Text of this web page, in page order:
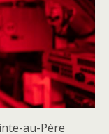
au-Père